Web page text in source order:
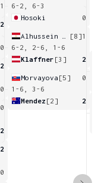
1
2
0
2
0
0
2
2
0
6-2, 6-3
Hosoki
0
[8]1
6-2, 2-6, 1-6
Klaffner [3] 2
Morvayova [5]
0
1-6, 3-6
Mendez [2] 2